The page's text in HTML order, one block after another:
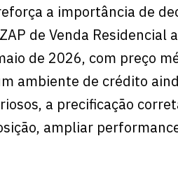
a importância de
de Venda Residencial
de 2026, com preço
ambiente de crédito
a precificação
ampliar